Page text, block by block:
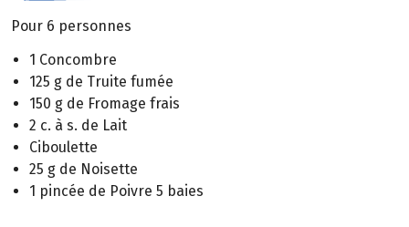
Pour 6 personnes
1 Concombre
125 g de Truite fumée
150 g de Fromage frais
2 c. à s. de Lait
Ciboulette
25 g de Noisette
1 pincée de Poivre 5 baies